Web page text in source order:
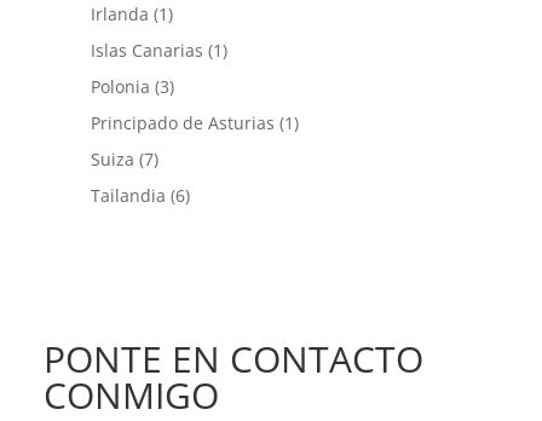
Irlanda (1)
Islas Canarias (1)
Polonia (3)
Principado de Asturias (1)
Suiza (7)
Tailandia (6)
PONTE EN CONTACTO
CONMIGO